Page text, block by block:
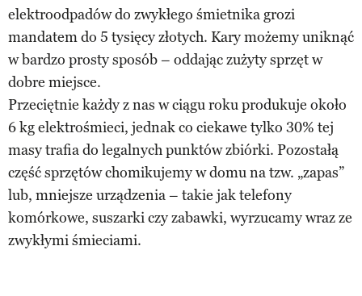
elektroodpadów do zwykłego śmietnika grozi
mandatem do 5 tysięcy złotych. Kary możemy uniknąć
w bardzo prosty sposób – oddając zużyty sprzęt w
dobre miejsce.
Przeciętnie każdy z nas w ciągu roku produkuje około
6 kg elektrośmieci, jednak co ciekawe tylko 30% tej
masy trafia do legalnych punktów zbiórki. Pozostałą
część sprzętów chomikujemy w domu na tzw. „zapas”
lub, mniejsze urządzenia – takie jak telefony
komórkowe, suszarki czy zabawki, wyrzucamy wraz ze
zwykłymi śmieciami.